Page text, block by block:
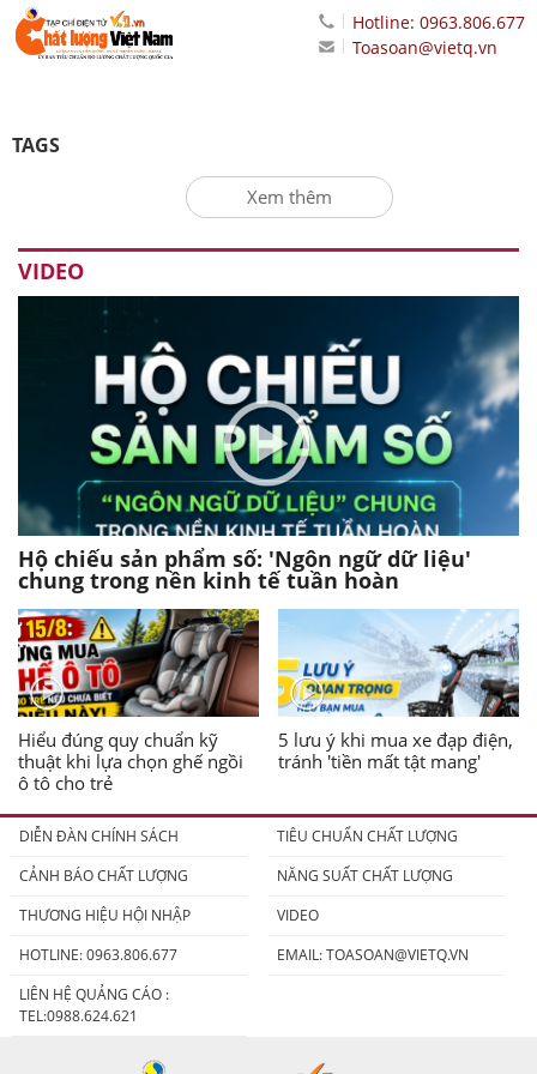
Hotline: 0963.806.677
Toasoan@vietq.vn
TAGS
Xem thêm
VIDEO
Hộ chiếu sản phẩm số: 'Ngôn ngữ dữ liệu'
chung trong nền kinh tế tuần hoàn
Hiểu đúng quy chuẩn kỹ
thuật khi lựa chọn ghế ngồi
ô tô cho trẻ
5 lưu ý khi mua xe đạp điện,
tránh 'tiền mất tật mang'
DIỄN ĐÀN CHÍNH SÁCH
TIÊU CHUẨN CHẤT LƯỢNG
CẢNH BÁO CHẤT LƯỢNG
NĂNG SUẤT CHẤT LƯỢNG
THƯƠNG HIỆU HỘI NHẬP
VIDEO
HOTLINE: 0963.806.677
EMAIL:TOASOAN@VIETQ.VN
LIÊN HỆ QUẢNG CÁO :
TEL:0988.624.621